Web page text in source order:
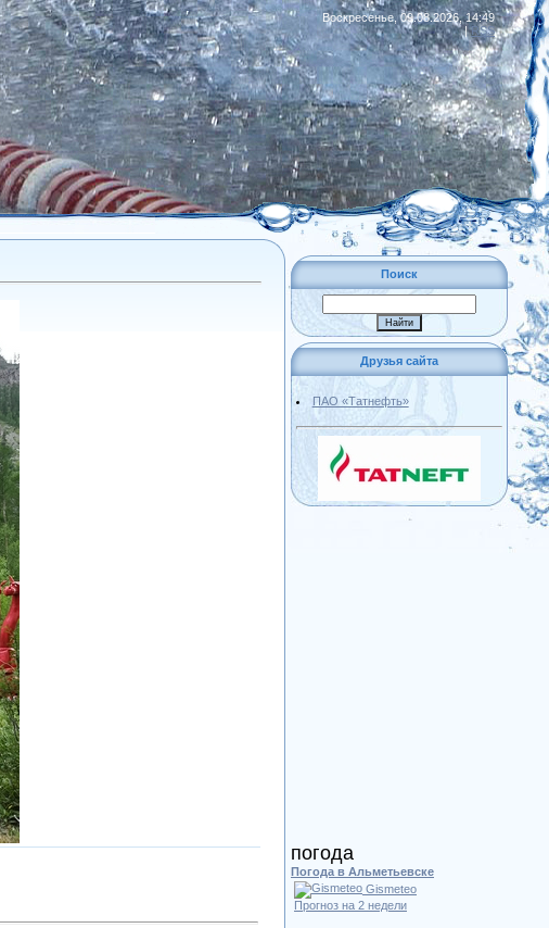
Воскресенье, 09.08.2026, 14:49
|RSS
Поиск
Друзья сайта
ПАО «Татнефть»
погода
Погода в Альметьевске
Gismeteo
Прогноз на 2 недели